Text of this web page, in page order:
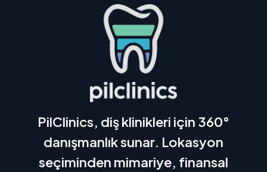
PilClinics, diş klinikleri için 360°
danışmanlık sunar. Lokasyon
seçiminden mimariye, finansal